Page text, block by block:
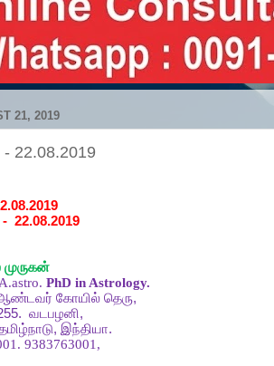
21, 2019
22.08.2019
- 22.08.2019
முருகன்
PhD in Astrology.
கோயில் தெரு,
வடபழனி,
, இந்தியா.
9383763001,